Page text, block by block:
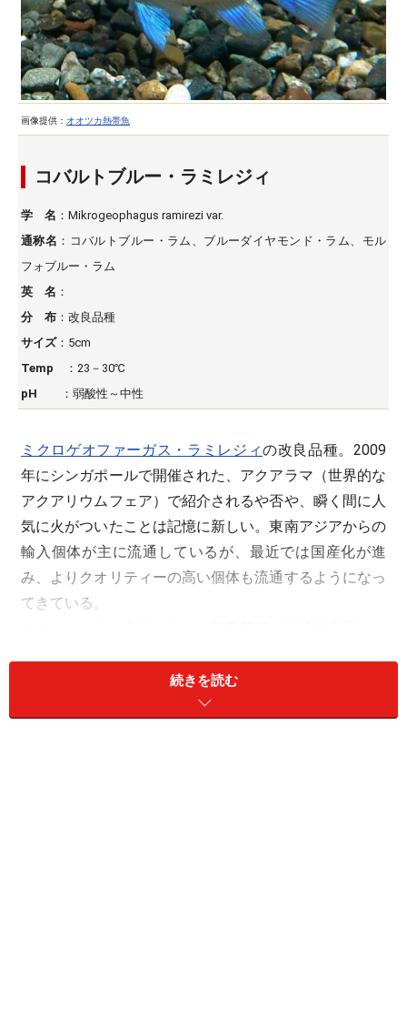
画像提供： オオツカ熱帯魚
コバルトブルー・ラミレジィ
学 名 ：Mikrogeophagus ramirezi var.
通称名 ：コバルトブルー・ラム、ブルーダイヤモンド・ラム、モル
フォブルー・ラム
英 名 ：
分 布 ：改良品種
サイズ：5cm
Temp ：23－30℃
pH
：弱酸性～中性
ミクロゲオファーガス・ラミレジィの改良品種。2009
年にシンガポールで開催された、アクアラマ（世界的な
アクアリウムフェア）で紹介されるや否や、瞬く間に人
気に火がついたことは記憶に新しい。東南アジアからの
輸入個体が主に流通しているが、最近では国産化が進
み、よりクオリティーの高い個体も流通するようになっ
てきている。
アで積極的に増やされ、本種以外に数タイプの改良品種
が知られている。また、よりハイクオリティーなヨーロ
続きを読む